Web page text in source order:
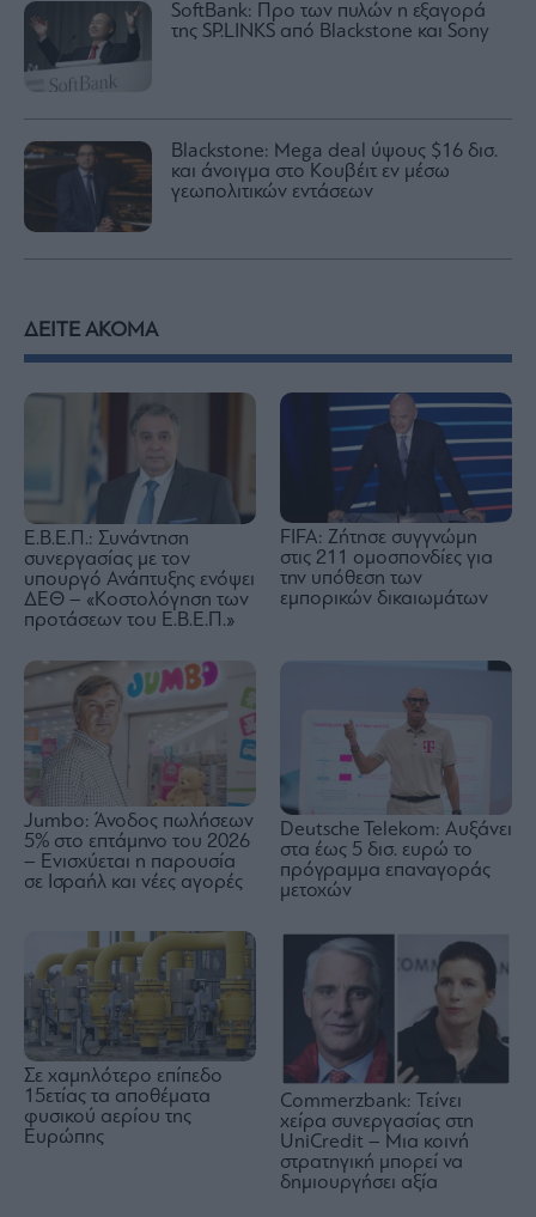
SoftBank: Προ των πυλών η εξαγορά
της SP.LINKS από Blackstone και Sony
Blackstone: Mega deal ύψους $16 δισ.
και άνοιγμα στο Κουβέιτ εν μέσω
γεωπολιτικών εντάσεων
ΔΕΙΤΕ ΑΚΟΜΑ
Ε.Β.Ε.Π.: Συνάντηση
συνεργασίας με τον
υπουργό Ανάπτυξης ενόψει
ΔΕΘ – «Κοστολόγηση των
προτάσεων του Ε.Β.Ε.Π.»
FIFA: Ζήτησε συγγνώμη
στις 211 ομοσπονδίες για
την υπόθεση των
εμπορικών δικαιωμάτων
Jumbo: Άνοδος πωλήσεων
5% στο επτάμηνο του 2026
– Ενισχύεται η παρουσία
σε Ισραήλ και νέες αγορές
Deutsche Telekom: Αυξάνει
στα έως 5 δισ. ευρώ το
πρόγραμμα επαναγοράς
μετοχών
Σε χαμηλότερο επίπεδο
15ετίας τα αποθέματα
φυσικού αερίου της
Ευρώπης
Commerzbank: Τείνει
χείρα συνεργασίας στη
UniCredit – Μια κοινή
στρατηγική μπορεί να
δημιουργήσει αξία